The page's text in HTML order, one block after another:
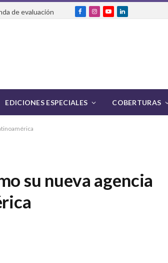
de evaluación
FacebookInstagram
YouTubeLinkedIn
EDICIONES ESPECIALES COBERTURAS
su nueva agencia